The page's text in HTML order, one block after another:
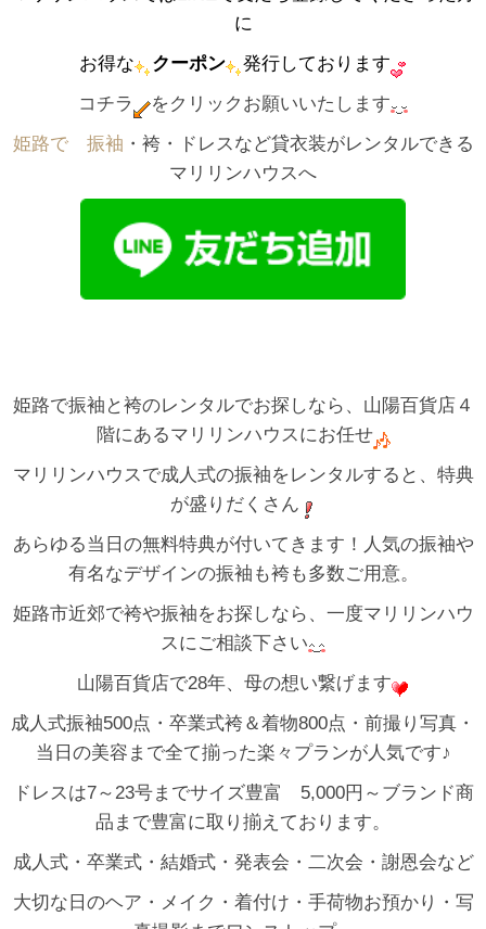
に
お得な
クーポン
発行しております
コチラ
をクリックお願いいたします
姫路で゙振袖 ・袴・ドレスなど貸衣装がレンタルできる
マリリンハウスへ
姫路で振袖と袴のレンタルでお探しなら、山陽百貨店４
階にあるマリリンハウスにお任せ
マリリンハウスで成人式の振袖をレンタルすると、特典
が盛りだくさん
あらゆる当日の無料特典が付いてきます！人気の振袖や
有名なデザインの振袖も袴も多数ご用意。
姫路市近郊で袴や振袖をお探しなら、一度マリリンハウ
スにご相談下さい
山陽百貨店で28年、母の想い繋げます
成人式振袖500点・卒業式袴＆着物800点・前撮り写真・
当日の美容まで全て揃った楽々プランが人気です♪
ドレスは7～23号までサイズ豊富 5,000円～ブランド商
品まで豊富に取り揃えております。
成人式・卒業式・結婚式・発表会・二次会・謝恩会など
大切な日のヘア・メイク・着付け・手荷物お預かり・写